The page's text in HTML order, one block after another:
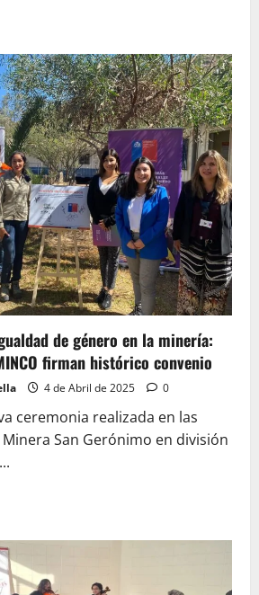
de género en la minería:
firman histórico convenio
4 de Abril de 2025 0
ceremonia realizada en las
San Gerónimo en división